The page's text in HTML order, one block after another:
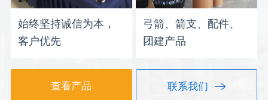
始终坚持诚信为本，
客户优先
弓箭、箭支、配件、
团建产品
查看产品 联系我们